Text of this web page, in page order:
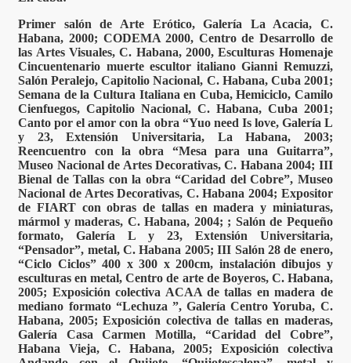
Primer salón de Arte Erótico, Galería La Acacia, C.
Habana, 2000; CODEMA 2000, Centro de Desarrollo de
las Artes Visuales, C. Habana, 2000, Esculturas Homenaje
Cincuentenario muerte escultor italiano Gianni Remuzzi,
Salón Peralejo, Capitolio Nacional, C. Habana, Cuba 2001;
Semana de la Cultura Italiana en Cuba, Hemiciclo, Camilo
Cienfuegos, Capitolio Nacional, C. Habana, Cuba 2001;
Canto por el amor con la obra “Yuo need Is love, Galería L
y 23, Extensión Universitaria, La Habana, 2003;
Reencuentro con la obra “Mesa para una Guitarra”,
Museo Nacional de Artes Decorativas, C. Habana 2004; III
Bienal de Tallas con la obra “Caridad del Cobre”, Museo
Nacional de Artes Decorativas, C. Habana 2004; Expositor
de FIART con obras de tallas en madera y miniaturas,
mármol y maderas, C. Habana, 2004; ; Salón de Pequeño
formato, Galería L y 23, Extensión Universitaria,
“Pensador”, metal, C. Habana 2005; III Salón 28 de enero,
“Ciclo Ciclos” 400 x 300 x 200cm, instalación dibujos y
esculturas en metal, Centro de arte de Boyeros, C. Habana,
2005; Exposición colectiva ACAA de tallas en madera de
mediano formato “Lechuza ”, Galería Centro Yoruba, C.
Habana, 2005; Exposición colectiva de tallas en maderas,
Galería Casa Carmen Motilla, “Caridad del Cobre”,
Habana Vieja, C. Habana, 2005; Exposición colectiva